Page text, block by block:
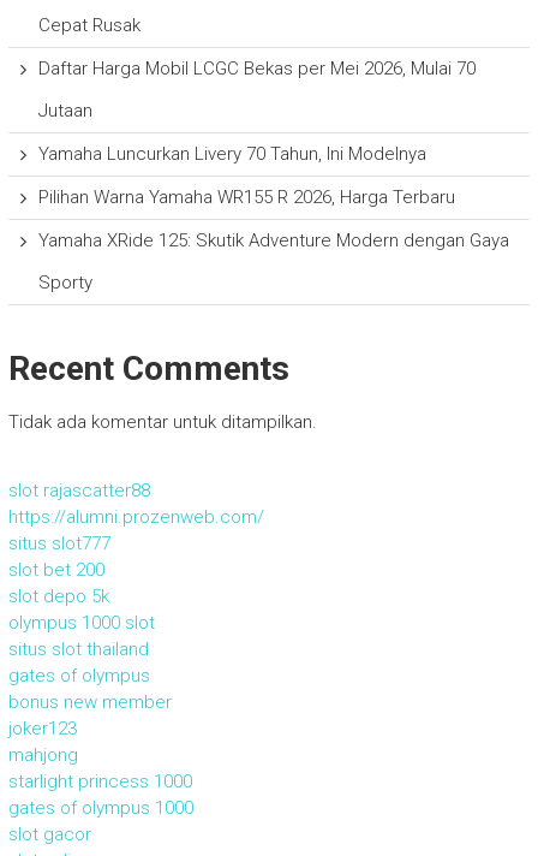
Cepat Rusak
Daftar Harga Mobil LCGC Bekas per Mei 2026, Mulai 70
Jutaan
Yamaha Luncurkan Livery 70 Tahun, Ini Modelnya
Pilihan Warna Yamaha WR155 R 2026, Harga Terbaru
Yamaha XRide 125: Skutik Adventure Modern dengan Gaya
Sporty
Recent Comments
Tidak ada komentar untuk ditampilkan.
slot rajascatter88
https://alumni.prozenweb.com/
situs slot777
slot bet 200
slot depo 5k
olympus 1000 slot
situs slot thailand
gates of olympus
bonus new member
joker123
mahjong
starlight princess 1000
gates of olympus 1000
slot gacor